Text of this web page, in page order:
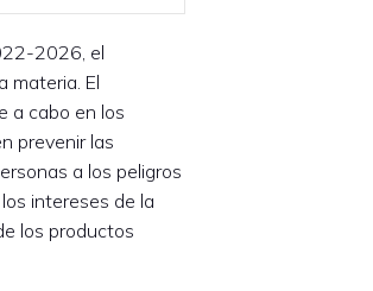
2026, el
materia. El
a cabo en los
prevenir las
a los peligros
intereses de la
los productos